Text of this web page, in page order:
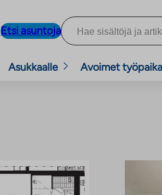
Etsi asuntoja
Asukkaalle Avoimet